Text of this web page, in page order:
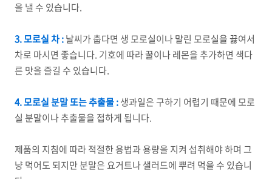
을 낼 수 있습니다.
3. 모로실 차 :날씨가 춥다면 생 모로실이나 말린 모로실을 끓여서
차로 마시면 좋습니다. 기호에 따라 꿀이나 레몬을 추가하면 색다
른 맛을 즐길 수 있습니다.
4. 모로실 분말 또는 추출물 :생과일은 구하기 어렵기 때문에 모로
실 분말이나 추출물을 접하게 됩니다.
제품의 지침에 따라 적절한 용법과 용량을 지켜 섭취해야 하며 그
냥 먹어도 되지만 분말은 요거트나 샐러드에 뿌려 먹을 수 있습니